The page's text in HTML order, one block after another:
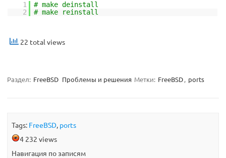
1
# make deinstall
2
# make reinstall
22 total views
Раздел: FreeBSD Проблемы и решения Метки: FreeBSD, ports
Tags: FreeBSD, ports
4 232 views
Навигация по записям